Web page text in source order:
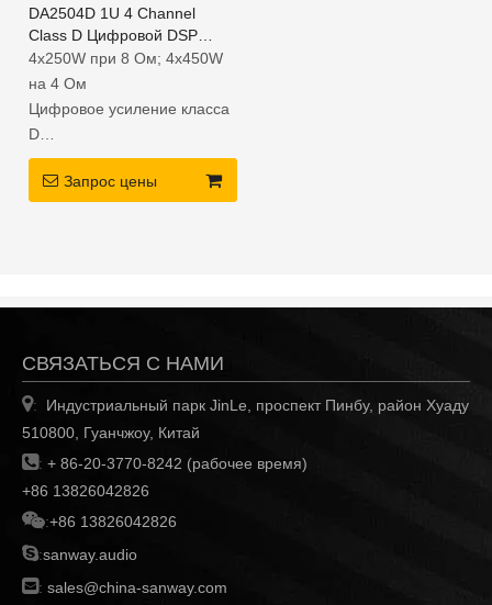
DA2504D 1U 4 Channel
Class D Цифровой DSP
Power усилитель для
домашнего кинотеатра
4x250W при 8 Ом; 4x450W
на 4 Ом
Цифровое усиление класса
D
Высокая эффективность и
компактная и легкая
Запрос цены
СВЯЗАТЬСЯ С НАМИ
:
Индустриальный парк JinLe, проспект Пинбу, район Хуаду
510800, Гуанчжоу, Китай
: + 86-20-3770-8242 (рабочее время)
+86 13826042826
:+86 13826042826
:sanway.audio
: sales@china-sanway.com